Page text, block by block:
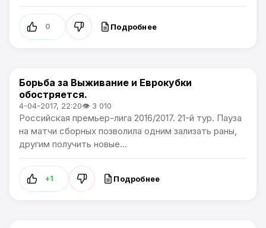
0 Подробнее
Премьер лига
Борьба за Выживание и Еврокубки
обостряется.
4-04-2017, 22:20👁 3 010
Российская премьер-лига 2016/2017. 21-й тур. Пауза
на матчи сборных позволила одним зализать раны,
другим получить новые...
+1 Подробнее